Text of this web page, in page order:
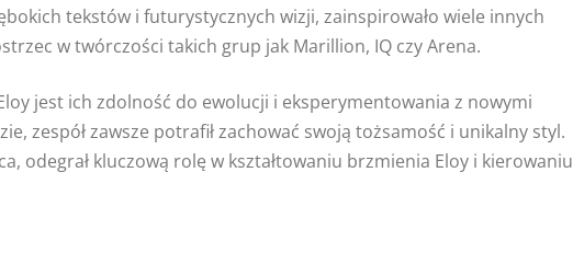
tekstów i futurystycznych wizji, zainspirowało wiele innych
w twórczości takich grup jak Marillion, IQ czy Arena.
jest ich zdolność do ewolucji i eksperymentowania z nowymi
zespół zawsze potrafił zachować swoją tożsamość i unikalny styl.
odegrał kluczową rolę w kształtowaniu brzmienia Eloy i kierowaniu